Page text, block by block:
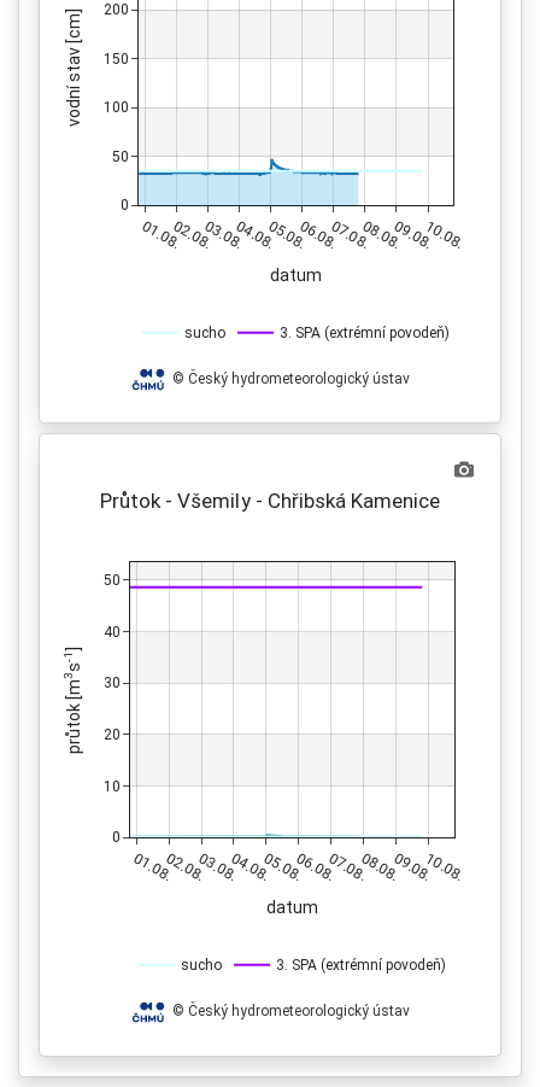
01.08.02.08.03.08.04.08.05.08.06.08.07.08.08.08.09.08.10.08.
0
50
100
150
200
sucho 3. SPA (extrémní povodeň)
datum
vodní stav [cm]
© Český hydrometeorologický ústav
01.08.02.08.03.08.04.08.05.08.06.08.07.08.08.08.09.08.10.08.
0
10
20
30
40
50
sucho 3. SPA (extrémní povodeň)
Průtok - Všemily - Chřibská Kamenice
datum
průtok [m
3
s
-1
]
© Český hydrometeorologický ústav